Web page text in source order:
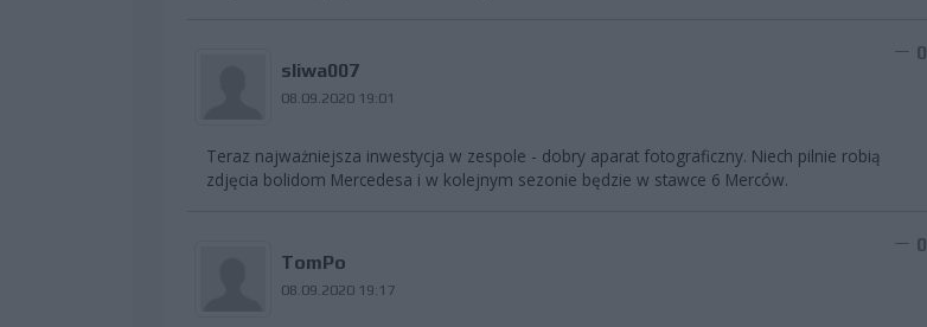
sliwa007
08.09.2020 19:01
0
Teraz najważniejsza inwestycja w zespole - dobry aparat fotograficzny. Niech pilnie robią
zdjęcia bolidom Mercedesa i w kolejnym sezonie będzie w stawce 6 Merców.
TomPo
08.09.2020 19:17
0